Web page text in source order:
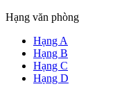
Hạng văn phòng
Hạng A
Hạng B
Hạng C
Hạng D